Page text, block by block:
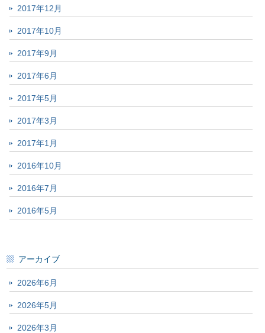
2017年12月
2017年10月
2017年9月
2017年6月
2017年5月
2017年3月
2017年1月
2016年10月
2016年7月
2016年5月
アーカイブ
2026年6月
2026年5月
2026年3月